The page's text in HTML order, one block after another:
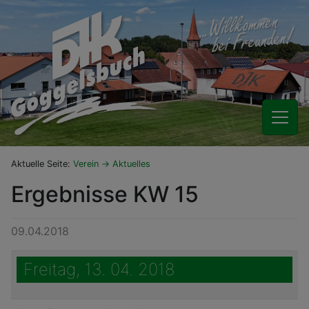
Aktuelle Seite: Verein Aktuelles
Ergebnisse KW 15
09.04.2018
Freitag, 13. 04. 2018